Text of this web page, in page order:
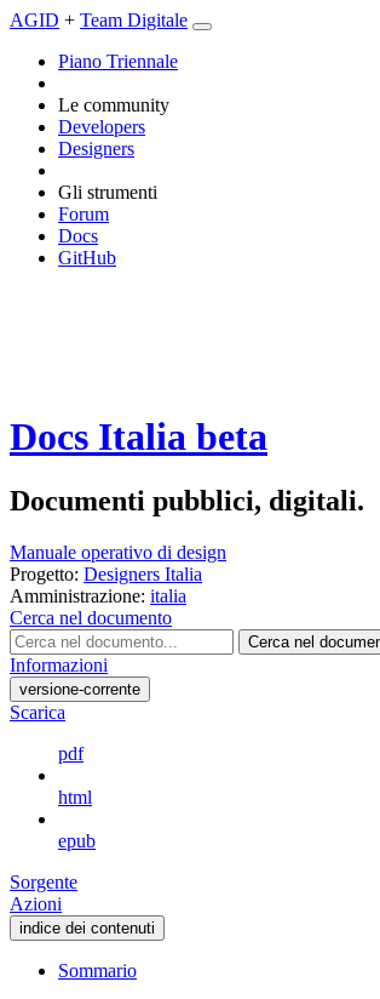
AGID + Team Digitale
Piano Triennale
Le community
Developers
Designers
Gli strumenti
Forum
Docs
GitHub
Docs Italia beta
Documenti pubblici, digitali.
Manuale operativo di design
Progetto: Designers Italia
Amministrazione: italia
Cerca nel documento
Cerca nel
Informazioni
versione-corrente
Scarica
pdf
html
epub
Sorgente
Azioni
indice dei contenuti
Sommario